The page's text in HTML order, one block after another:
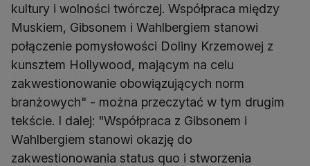
kultury i wolności twórczej. Współpraca między
Muskiem, Gibsonem i Wahlbergiem stanowi
połączenie pomysłowości Doliny Krzemowej z
kunsztem Hollywood, mającym na celu
zakwestionowanie obowiązujących norm
branżowych" - można przeczytać w tym drugim
tekście. I dalej: "Współpraca z Gibsonem i
Wahlbergiem stanowi okazję do
zakwestionowania status quo i stworzenia